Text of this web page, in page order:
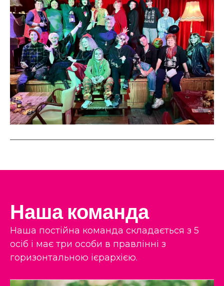
Наша команда
Наша постійна команда складається з 5
осіб і має три особи в правлінні з
горизонтальною ієрархією.